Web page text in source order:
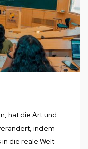
hat die Art und
indem
die reale Welt